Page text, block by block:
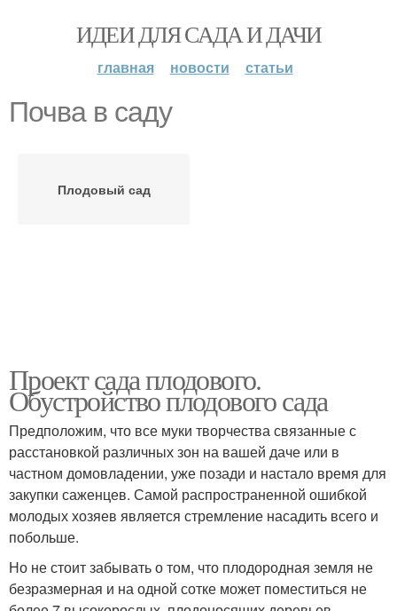
ИДЕИ ДЛЯ САДА И ДАЧИ
главная новости статьи
Почва в саду
Плодовый сад
Проект сада плодового.
Обустройство плодового сада
Предположим, что все муки творчества связанные с
расстановкой различных зон на вашей даче или в
частном домовладении, уже позади и настало время для
закупки саженцев. Самой распространенной ошибкой
молодых хозяев является стремление насадить всего и
побольше.
Но не стоит забывать о том, что плодородная земля не
безразмерная и на одной сотке может поместиться не